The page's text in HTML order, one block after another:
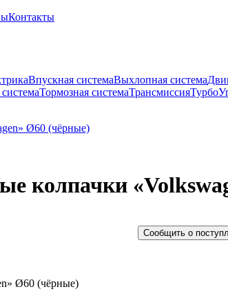
Контакты
Впускная системаВыхлопная система
Тормозная системаТрансмиссияТурбо
колпачки
Сообщить о
Ø60 (чёрные)